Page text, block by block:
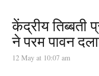
केंद्रीय तिब्बती
ने परम पावन
12 May at 10:07 am